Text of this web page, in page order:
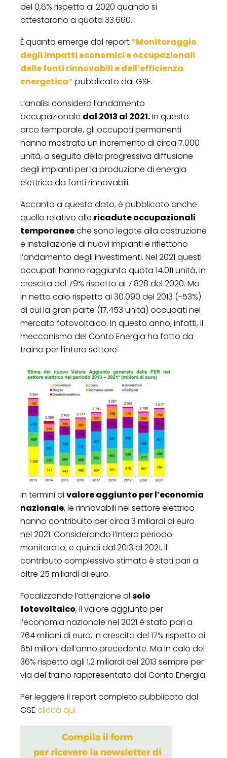
del 0,6% rispetto al 2020 quando si
attestarono a quota 33.660.
È quanto emerge dal report“Monitoraggio
degli impatti economici e occupazionali
delle fonti rinnovabili e dell’efficienza
energetica” pubblicato dal GSE.
L’analisi considera l’andamento
occupazionale dal 2013 al 2021.In questo
arco temporale, gli occupati permanenti
hanno mostrato un incremento di circa 7.000
unità, a seguito della progressiva diffusione
degli impianti per la produzione di energia
elettrica da fonti rinnovabili.
Accanto a questo dato, è pubblicato anche
quello relativo alle ricadute occupazionali
temporaneeche sono legate alla costruzione
e installazione di nuovi impianti e riflettono
l’andamento degli investimenti. Nel 2021 questi
occupati hanno raggiunto quota 14.011 unità, in
crescita del 79% rispetto ai 7.828 del 2020. Ma
in netto calo rispetto ai 30.090 del 2013 (-53%)
di cui la gran parte (17.453 unità) occupati nel
mercato fotovoltaico. In questo anno, infatti, il
meccanismo del Conto Energia ha fatto da
traino per l’intero settore.
In termini di valore aggiunto per l’economia
nazionale, le rinnovabili nel settore elettrico
hanno contribuito per circa 3 miliardi di euro
nel 2021. Considerando l’intero periodo
monitorato, e quindi dal 2013 al 2021, il
contributo complessivo stimato è stati pari a
oltre 25 miliardi di euro.
Focalizzando l’attenzione al solo
fotovoltaico, il valore aggiunto per
l’economia nazionale nel 2021 è stato pari a
764 milioni di euro, in crescita del 17% rispetto ai
651 milioni dell’anno precedente. Ma in calo del
36% rispetto agli 1,2 miliardi del 2013 sempre per
via del traino rappresentato dal Conto Energia.
Per leggere il report completo pubblicato dal
GSE clicca qui